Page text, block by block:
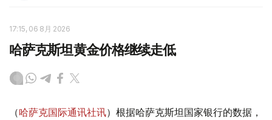
17:15, 06 8月 2026
哈萨克斯坦黄金价格继续走低
（哈萨克国际通讯社讯）根据哈萨克斯坦国家银行的数据，